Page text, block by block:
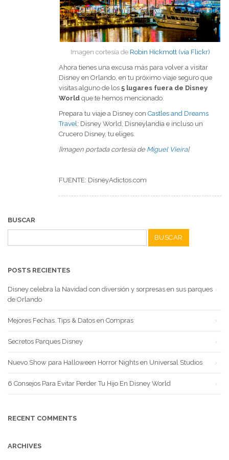
Imagen cortesía de Robin Hickmott (vía Flickr)
Ahora tienes una excusa más para volver a visitar
Disney en Orlando, en tu próximo viaje seguro que
visitas alguno de los 5 lugares fuera de Disney
World que te hemos mencionado.
Prepara tu viaje a Disney con Castles and Dreams
Travel: Disney World, Disneylandia e incluso un
Crucero Disney, tu eliges.
[Imagen portada cortesía de Miguel Vieira]
FUENTE: DisneyAdictos.com
BUSCAR
POSTS RECIENTES
Disney celebra la Navidad con diversión y sorpresas en sus parques
de Orlando
Mejores Fechas. Tips & Datos en Compras
Secretos Parques Disney
Nuevo Show para Halloween Horror Nights en Universal Studios
6 Consejos Para Evitar Perder Tu Hijo En Disney World
RECENT COMMENTS
ARCHIVES